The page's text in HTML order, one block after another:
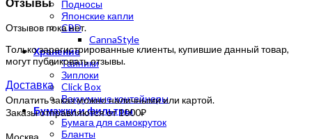
Подносы
Японские капли
CBD
CannaStyle
Хранение
Тайники
Зиплоки
Click Box
Вакуумные контейнеры
Бумажки и фильтры
Бумага для самокруток
Бланты
Отзывов пока нет.
Только зарегистрированные клиенты, купившие данный товар,
могут публиковать отзывы.
Доставка
Оплатить заказ можно наличными или картой.
Заказы отправляются от 1000₽
Москва